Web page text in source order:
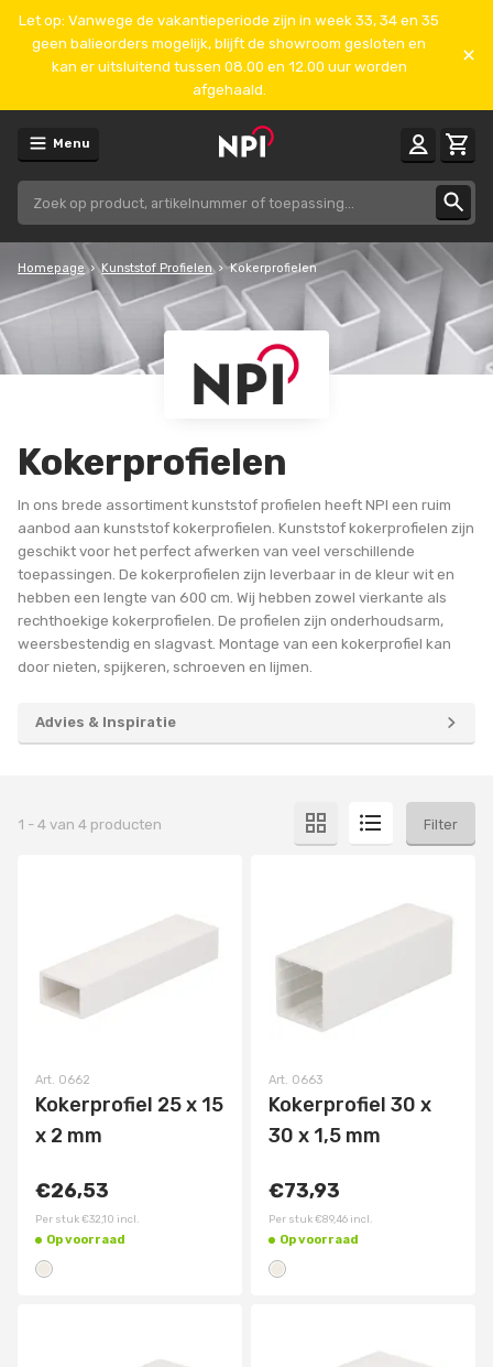
Let op: Vanwege de vakantieperiode zijn in week 33, 34 en 35
geen balieorders mogelijk, blijft de showroom gesloten en
kan er uitsluitend tussen 08.00 en 12.00 uur worden
afgehaald.
Menu
Homepage Kunststof Profielen Kokerprofielen
Kokerprofielen
In ons brede assortiment kunststof profielen heeft NPI een ruim
aanbod aan kunststof kokerprofielen. Kunststof kokerprofielen zijn
geschikt voor het perfect afwerken van veel verschillende
toepassingen. De kokerprofielen zijn leverbaar in de kleur wit en
hebben een lengte van 600 cm. Wij hebben zowel vierkante als
rechthoekige kokerprofielen. De profielen zijn onderhoudsarm,
weersbestendig en slagvast. Montage van een kokerprofiel kan
door nieten, spijkeren, schroeven en lijmen.
Advies & Inspiratie
1 - 4 van 4 producten Filter
Art. 0662
Kokerprofiel 25 x 15
x 2 mm
€26,53
Per stuk€32,10 incl.
Op voorraad
Art. 0663
Kokerprofiel 30 x
30 x 1,5 mm
€73,93
Per stuk€89,46 incl.
Op voorraad